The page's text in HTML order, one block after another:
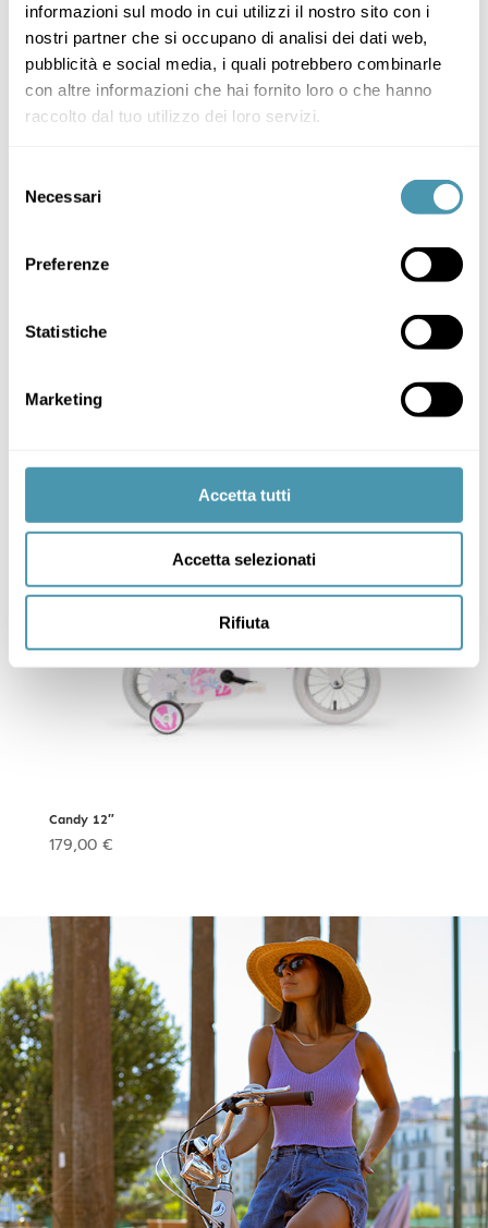
informazioni sul modo in cui utilizzi il nostro sito con i
nostri partner che si occupano di analisi dei dati web,
pubblicità e social media, i quali potrebbero combinarle
con altre informazioni che hai fornito loro o che hanno
raccolto dal tuo utilizzo dei loro servizi.
delNecessari
Preferenze
Statistiche
Marketing
Accetta tutti
Accetta selezionati
Rifiuta
194,00€
Candy 14″
Candy 12″
179,00 €